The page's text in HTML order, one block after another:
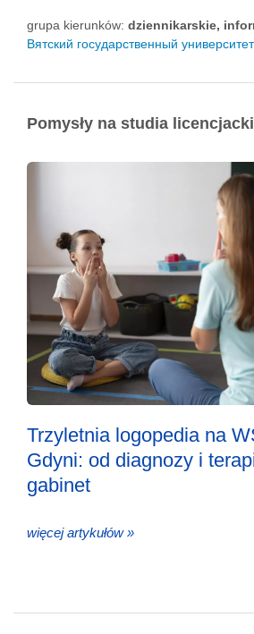
grupa kierunków: dziennikarskie,
Вятский государственный университет
Pomysły na studia
Trzyletnia logopedia na
Gdyni: od diagnozy i
gabinet
więcej artykułów »